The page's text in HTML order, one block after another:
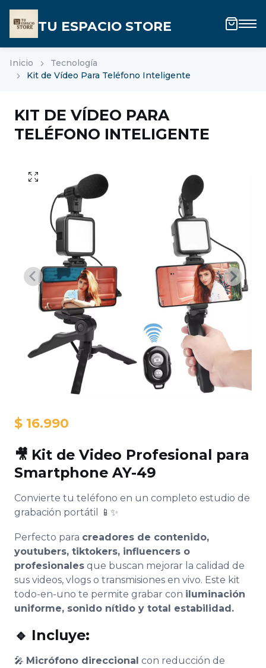
TU ESPACIO STORE
Y NIÑOS
Inicio
Tecnología
Kit de Vídeo Para Teléfono Inteligente
KIT DE VÍDEO PARA
TELÉFONO INTELIGENTE
$ 16.990
🎥 Kit de Video Profesional para
Smartphone AY-49
Convierte tu teléfono en un completo estudio de
grabación portátil 📱✨
Perfecto para creadores de contenido,
youtubers, tiktokers, influencers o
profesionales que buscan mejorar la calidad de
sus videos, vlogs o transmisiones en vivo. Este kit
todo-en-uno te permite grabar con iluminación
uniforme, sonido nítido y total estabilidad.
🔹 Incluye:
🎤 Micrófono direccional con reducción de